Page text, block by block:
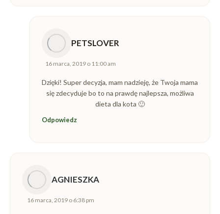
PETSLOVER
napisał(a):
16 marca, 2019 o 11:00 am
Dzięki! Super decyzja, mam nadzieję, że Twoja mama
się zdecyduje bo to na prawdę najlepsza, możliwa
dieta dla kota 🙂
Odpowiedz
AGNIESZKA
napisał(a):
16 marca, 2019 o 6:38 pm